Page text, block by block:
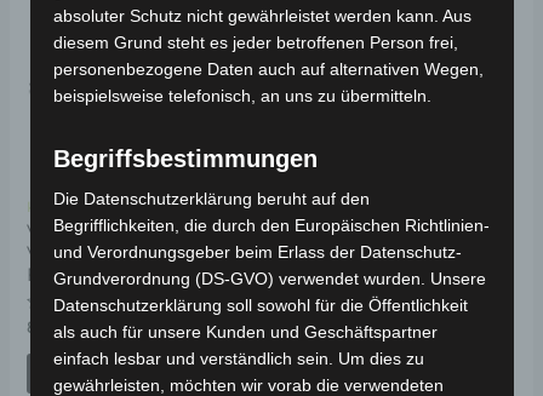
Kostenloser Versand
VS1 LENKSÄULE UND
VORDERES
FEDERUNGSSATZ
Bewertet
mit
0
89,00 € *
IN DEN WARENKORB
Kostenloser Versand
VS1 KOFFERRAUM
Bewertet
mit
0
von
5
49,00€ *
IN DEN WARENKORB
absoluter Schutz nicht gewährleistet werden kann. Aus
diesem Grund steht es jeder betroffenen Person frei,
personenbezogene Daten auch auf alternativen Wegen,
beispielsweise telefonisch, an uns zu übermitteln.
Begriffsbestimmungen
Die Datenschutzerklärung beruht auf den
Begrifflichkeiten, die durch den Europäischen Richtlinien-
und Verordnungsgeber beim Erlass der Datenschutz-
Grundverordnung (DS-GVO) verwendet wurden. Unsere
Datenschutzerklärung soll sowohl für die Öffentlichkeit
als auch für unsere Kunden und Geschäftspartner
einfach lesbar und verständlich sein. Um dies zu
gewährleisten, möchten wir vorab die verwendeten